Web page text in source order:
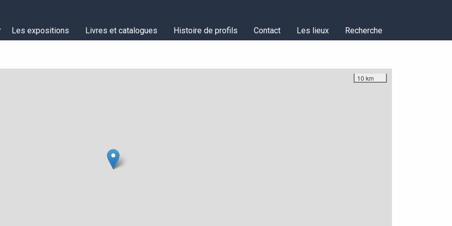
Les expositions Livres et catalogues Histoire de profils Contact Les lieux Recherche
10 km